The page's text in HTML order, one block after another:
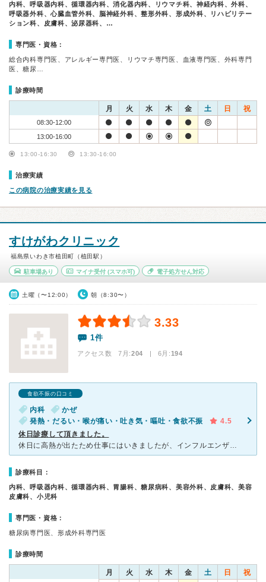
内科、呼吸器内科、循環器内科、消化器内科、リウマチ科、神経内科、外科、
呼吸器外科、心臓血管外科、脳神経外科、整形外科、形成外科、リハビリテー
ション科、皮膚科、泌尿器科、…
専門医・資格：
総合内科専門医、アレルギー専門医、リウマチ専門医、血液専門医、外科専門
医、糖尿…
診療時間
月 火 水 木 金 土 日 祝
08:30-12:00
13:00-16:00
13:00-16:30 13:30-16:00
治療実績
この病院の治療実績を見る
すけがわクリニック
福島県いわき市植田町（植田駅）
駐車場あり マイナ受付(スマホ可) 電子処方せん対応
土曜（〜12:00） 朝（8:30〜）
3.33
1件
アクセス数 7月:204 | 6月:194
食欲不振の口コミ
内科
かぜ
発熱・だるい・喉が痛い・吐き気・嘔吐・食欲不振
4.5
休日診療して頂きました。
休日に高熱が出たため仕事にはいきましたが、インフルエンザの心配があったために休日当番医を調べて診察してくれるところがこちらの「すけがわ内科クリニック」さんでした。自宅から徒歩圏内で以前から気になってい
診療科目：
内科、呼吸器内科、循環器内科、胃腸科、糖尿病科、美容外科、皮膚科、美容
皮膚科、小児科
専門医・資格：
糖尿病専門医、形成外科専門医
診療時間
月 火 水 木 金 土 日 祝